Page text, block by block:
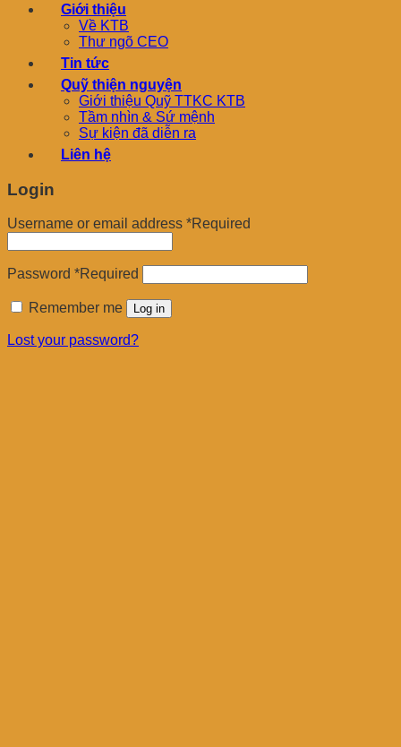
Giới thiệu
Về KTB
Thư ngõ CEO
Tin tức
Quỹ thiện nguyện
Giới thiệu Quỹ TTKC KTB
Tầm nhìn & Sứ mệnh
Sự kiện đã diễn ra
Liên hệ
Login
Username or email address *Required
Password *Required
Remember me Log in
Lost your password?